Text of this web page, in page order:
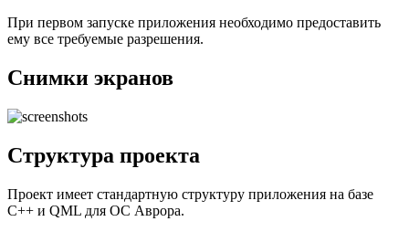
При первом запуске приложения необходимо предоставить
ему все требуемые разрешения.
Снимки экранов
Структура проекта
Проект имеет стандартную структуру приложения на базе
C++ и QML для ОС Аврора.